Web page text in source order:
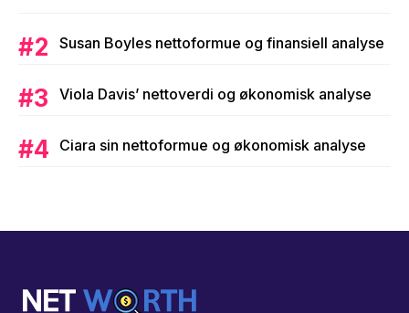
Susan Boyles nettoformue og finansiell analyse
Viola Davis’ nettoverdi og økonomisk analyse
Ciara sin nettoformue og økonomisk analyse